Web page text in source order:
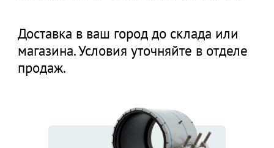
Доставка в ваш город до склада или
магазина. Условия уточняйте в отделе
продаж.